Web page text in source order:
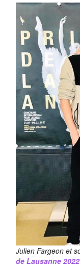
Julien Fargeon et
de Lausanne 2022